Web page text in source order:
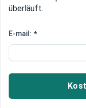
Sozialhilfe
steigt
Sahra
überläuft.
E-mail: *